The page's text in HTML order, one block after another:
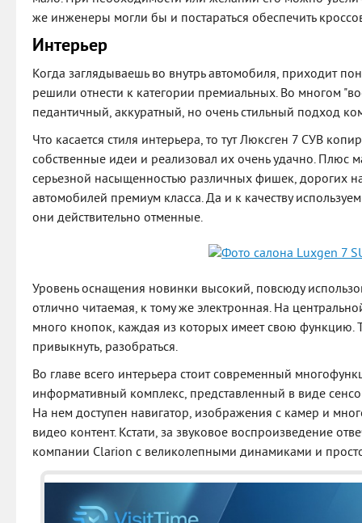
же инженеры могли бы и постараться обеспечить
Интерьер
Когда заглядываешь во внутрь автомобиля, приходит
решили отнести к категории премиальных. Во многом
педантичный, аккуратный, но очень стильный подход
Что касается стиля интерьера, то тут Люксген 7 СУВ
собственные идеи и реализовал их очень удачно. Плюс
серьезной насыщенностью различных фишек, дорогих
автомобилей премиум класса. Да и к качеству
они действительно отменные.
Уровень оснащения новинки высокий, повсюду
отлично читаемая, к тому же электронная. На
много кнопок, каждая из которых имеет свою функцию.
привыкнуть, разобраться.
Во главе всего интерьера стоит современный
информативный комплекс, представленный в виде
На нем доступен навигатор, изображения с камер и
видео контент. Кстати, за звуковое воспроизведение
компании Clarion с великолепными динамиками и